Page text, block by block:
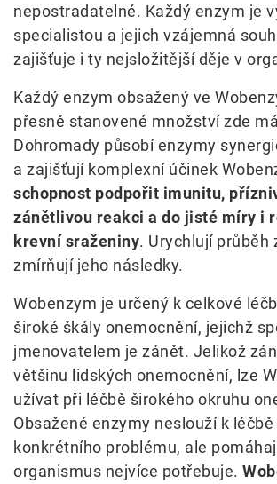
nepostradatelné. Každý enzym je
specialistou a jejich vzájemná
zajišťuje i ty nejsložitější děje v
Každý enzym obsažený ve
přesně stanovené množství zde
Dohromady působí enzymy
a zajišťují komplexní účinek
schopnost podpořit imunitu,
zánětlivou reakci a do jisté míry i
krevní sraženiny. Urychlují průběh
zmírňují jeho následky.
Wobenzym je určený k celkové
široké škály onemocnění, jejichž
jmenovatelem je zánět. Jelikož
většinu lidských onemocnění, lze
užívat při léčbě širokého okruhu
Obsažené enzymy neslouží k
konkrétního problému, ale
organismus nejvíce potřebuje.